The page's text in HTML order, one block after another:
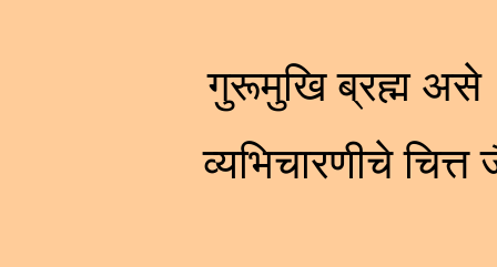
गुरूमुखि ब्रह्म असे
व्यभिचारणीचे